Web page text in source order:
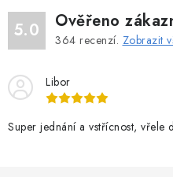
5.0 Ověřeno
364 recenzí. Zobrazit
Libor
Super jednání a vstřícnost, vřele